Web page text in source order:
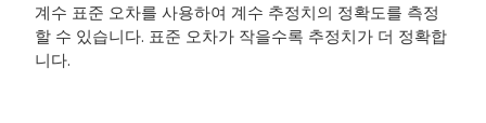
계수 표준 오차를 사용하여 계수 추정치의 정확도를 측정
할 수 있습니다. 표준 오차가 작을수록 추정치가 더 정확합
니다.